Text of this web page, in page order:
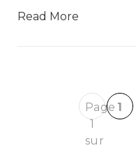
Read More
Page
1
sur
1